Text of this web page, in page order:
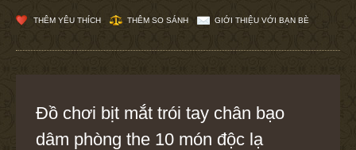
THÊM YÊU THÍCH THÊM SO SÁNH GIỚI THIỆU VỚI BẠN BÈ
Đồ chơi bịt mắt trói tay chân bạo
dâm phòng the 10 món độc lạ